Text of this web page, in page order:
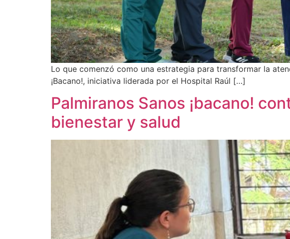
Lo que comenzó como una estrategia para transformar la
¡Bacano!, iniciativa liderada por el Hospital Raúl […]
Palmiranos Sanos ¡bacano!
bienestar y salud